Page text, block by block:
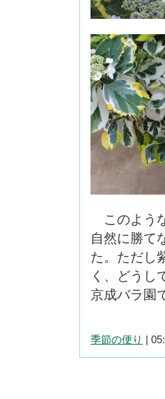
このよう
自然に勝て
た。ただし
く、どうし
京成バラ園
季節の便り |